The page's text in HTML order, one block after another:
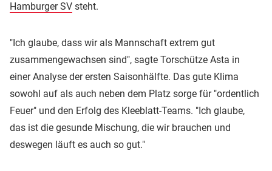
Hamburger SV steht.
"Ich glaube, dass wir als Mannschaft extrem gut
zusammengewachsen sind", sagte Torschütze Asta in
einer Analyse der ersten Saisonhälfte. Das gute Klima
sowohl auf als auch neben dem Platz sorge für "ordentlich
Feuer" und den Erfolg des Kleeblatt-Teams. "Ich glaube,
das ist die gesunde Mischung, die wir brauchen und
deswegen läuft es auch so gut."